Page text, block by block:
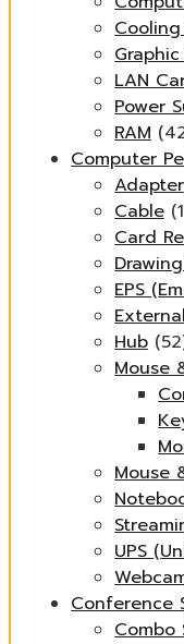
LAN
Power
RAM
Computer
Adapter
Cable
Card
EPS
Hub
Mouse
Mouse
UPS
Conference
Combo